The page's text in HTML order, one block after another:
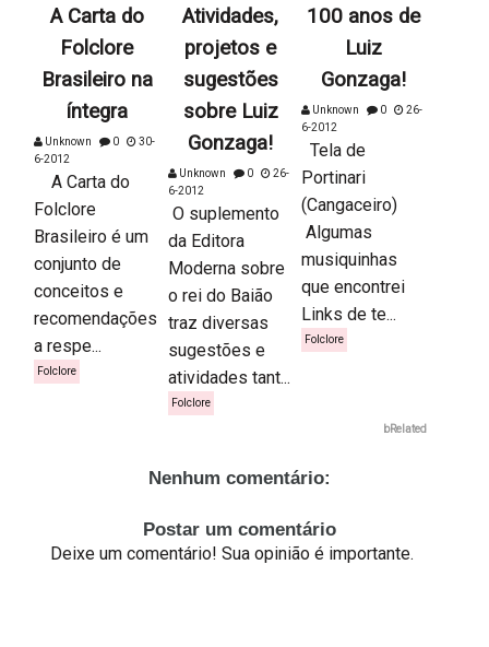
A Carta do
Folclore
Brasileiro na
íntegra
Unknown 0
30-
6-2012
A Carta do
Folclore
Brasileiro é um
conjunto de
conceitos e
recomendações
a respe...
Folclore
Atividades,
projetos e
sugestões
sobre Luiz
Gonzaga!
Unknown 0
26-
6-2012
O suplemento
da Editora
Moderna sobre
o rei do Baião
traz diversas
sugestões e
atividades tant...
Folclore
100 anos de
Luiz
Gonzaga!
Unknown 0
26-
6-2012
Tela de
Portinari
(Cangaceiro)
Algumas
musiquinhas
que encontrei
Links de te...
Folclore
bRelated
Nenhum comentário:
Postar um comentário
Deixe um comentário! Sua opinião é importante.